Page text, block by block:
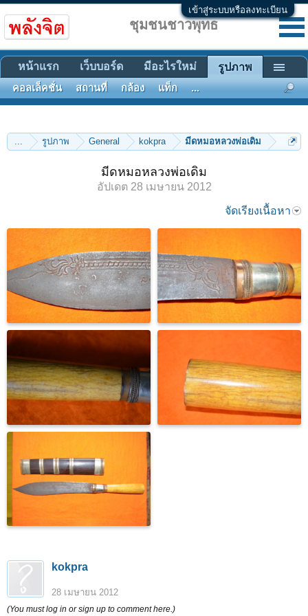
เข้าสู่ระบบหรือลงทะเบียน
... รูปภาพ General kokpra มีดหมอหลวงพ่อเดิม
มีดหมอหลวงพ่อเดิม
อัปเดต 28 เมษายน 2012
จัดเรียงเนื้อหา
kokpra
28 เมษายน 2012
(You must log in or sign up to comment here.)
ชุมชนชาวพุทธ
หน้าแรก เว็บบอร์ด มีอะไรใหม่ รูปภาพ
คอลเล็คชั่น สถานที่ กล้อง แท็ก ...